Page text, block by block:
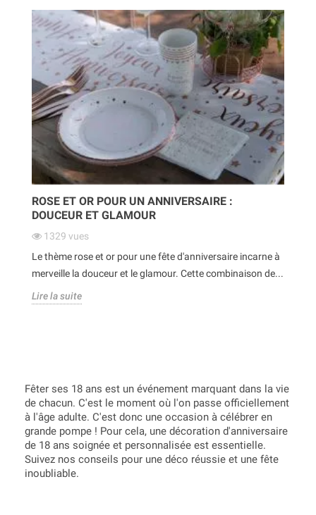
ROSE ET OR POUR UN ANNIVERSAIRE :
DOUCEUR ET GLAMOUR
1329 vues
Le thème rose et or pour une fête d'anniversaire incarne à
merveille la douceur et le glamour. Cette combinaison de...
Lire la suite
Fêter ses 18 ans est un événement marquant dans la vie
de chacun. C'est le moment où l'on passe officiellement
à l'âge adulte. C'est donc une occasion à célébrer en
grande pompe ! Pour cela, une décoration d'anniversaire
de 18 ans soignée et personnalisée est essentielle.
Suivez nos conseils pour une déco réussie et une fête
inoubliable.